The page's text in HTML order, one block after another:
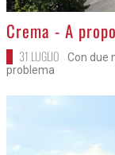
>
Crema - A
31 LUGLIO
Con due
problema